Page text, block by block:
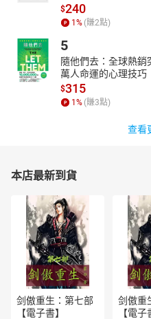
$240
1% (賺2點)
5
隨他們去：全球熱
萬人命運的心理技巧
書】
$315
1% (賺3點)
查看
本店最新到貨
剑傲重生：第七部
【電子書】
剑傲重
【電子